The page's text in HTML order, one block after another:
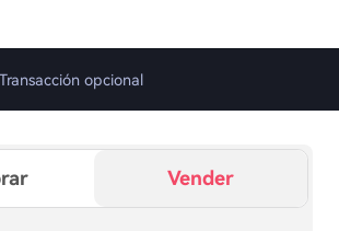
Transacción opcional
Vender